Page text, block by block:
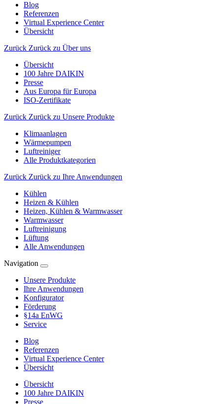
Blog
Referenzen
Virtual Experience Center
Übersicht
Zurück Zurück zu Über uns
Übersicht
100 Jahre DAIKIN
Presse
Aus Europa für Europa
ISO-Zertifikate
Zurück Zurück zu Unsere Produkte
Klimaanlagen
Wärmepumpen
Luftreiniger
Alle Produktkategorien
Zurück Zurück zu Ihre Anwendungen
Kühlen
Heizen & Kühlen
Heizen, Kühlen & Warmwasser
Warmwasser
Luftreinigung
Lüftung
Alle Anwendungen
Navigation
Unsere Produkte
Ihre Anwendungen
Konfigurator
Förderung
§14a EnWG
Service
Blog
Referenzen
Virtual Experience Center
Übersicht
Übersicht
100 Jahre DAIKIN
Presse